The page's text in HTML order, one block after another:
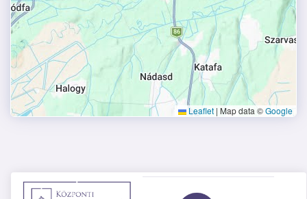
Leaflet | Map data ©Google